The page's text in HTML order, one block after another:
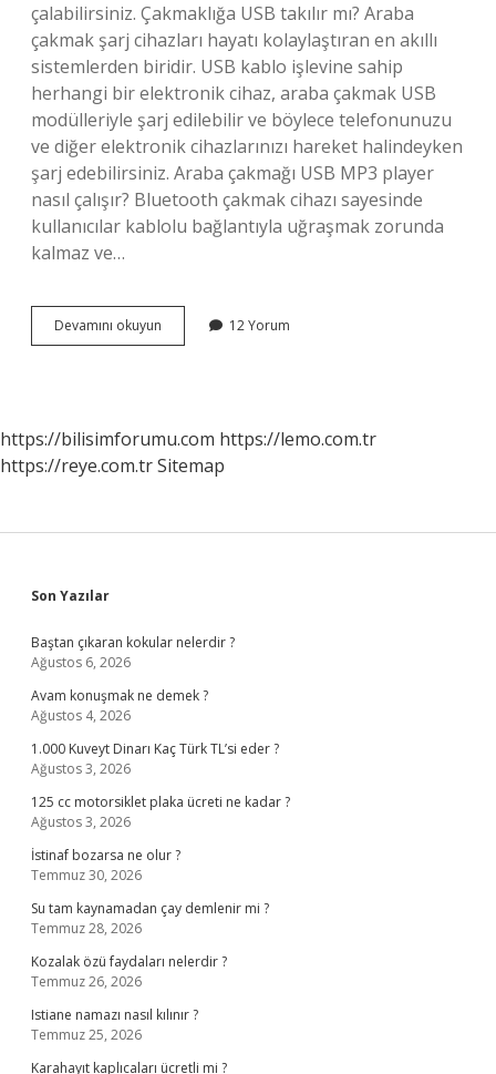
çalabilirsiniz. Çakmaklığa USB takılır mı? Araba
çakmak şarj cihazları hayatı kolaylaştıran en akıllı
sistemlerden biridir. USB kablo işlevine sahip
herhangi bir elektronik cihaz, araba çakmak USB
modülleriyle şarj edilebilir ve böylece telefonunuzu
ve diğer elektronik cihazlarınızı hareket halindeyken
şarj edebilirsiniz. Araba çakmağı USB MP3 player
nasıl çalışır? Bluetooth çakmak cihazı sayesinde
kullanıcılar kablolu bağlantıyla uğraşmak zorunda
kalmaz ve…
Devamını okuyun Çakmaklık
Usb
12 Yorum
https://bilisimforumu.com https://lemo.com.tr
https://reye.com.trSitemap
Sidebar
Son Yazılar
Baştan çıkaran kokular nelerdir ?
Ağustos 6, 2026
Avam konuşmak ne demek ?
Ağustos 4, 2026
1.000 Kuveyt Dinarı Kaç Türk TL’si eder ?
Ağustos 3, 2026
125 cc motorsiklet plaka ücreti ne kadar ?
Ağustos 3, 2026
İstinaf bozarsa ne olur ?
Temmuz 30, 2026
Su tam kaynamadan çay demlenir mi ?
Temmuz 28, 2026
Kozalak özü faydaları nelerdir ?
Temmuz 26, 2026
Istiane namazı nasıl kılınır ?
Temmuz 25, 2026
Karahayıt kaplıcaları ücretli mi ?